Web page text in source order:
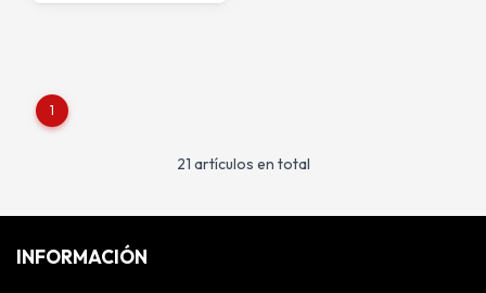
1
21 artículos en total
INFORMACIÓN